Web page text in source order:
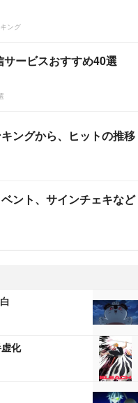
ング
ービスおすすめ40選
ングから、ヒットの推移
ント、サインチェキなど
化